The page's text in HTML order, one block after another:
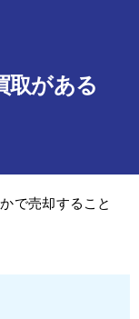
取がある
で売却すること